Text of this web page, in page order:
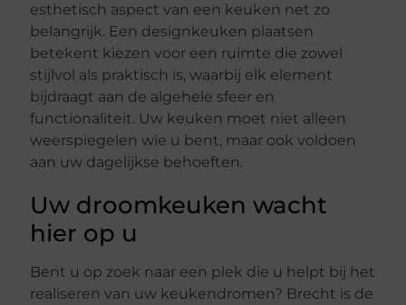
esthetisch aspect van een keuken net zo
belangrijk. Een designkeuken plaatsen
betekent kiezen voor een ruimte die zowel
stijlvol als praktisch is, waarbij elk element
bijdraagt aan de algehele sfeer en
functionaliteit. Uw keuken moet niet alleen
weerspiegelen wie u bent, maar ook voldoen
aan uw dagelijkse behoeften.
Uw droomkeuken wacht
hier op u
Bent u op zoek naar een plek die u helpt bij het
realiseren van uw keukendromen? Brecht is de